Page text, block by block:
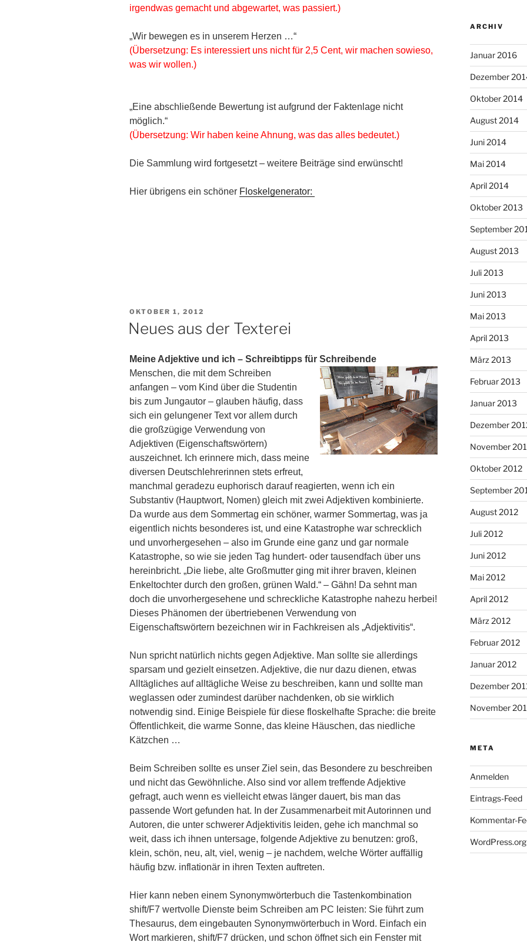
irgendwas gemacht und abgewartet, was passiert.)
„Wir bewegen es in unserem Herzen …“
(Übersetzung: Es interessiert uns nicht für 2,5 Cent, wir machen sowieso,
was wir wollen.)
„Eine abschließende Bewertung ist aufgrund der Faktenlage nicht
möglich.“
(Übersetzung: Wir haben keine Ahnung, was das alles bedeutet.)
Die Sammlung wird fortgesetzt – weitere Beiträge sind erwünscht!
Hier übrigens ein schöner Floskelgenerator:
VERÖFFENTLICHT
OKTOBER 1, 2012
Neues aus der Texterei
Meine Adjektive und ich – Schreibtipps für Schreibende
Menschen, die mit dem Schreiben
anfangen – vom Kind über die Studentin
bis zum Jungautor – glauben häufig, dass
sich ein gelungener Text vor allem durch
die großzügige Verwendung von
Adjektiven (Eigenschaftswörtern)
auszeichnet. Ich erinnere mich, dass meine
diversen Deutschlehrerinnen stets erfreut,
manchmal geradezu euphorisch darauf reagierten, wenn ich ein
Substantiv (Hauptwort, Nomen) gleich mit zwei Adjektiven kombinierte.
Da wurde aus dem Sommertag ein schöner, warmer Sommertag, was ja
eigentlich nichts besonderes ist, und eine Katastrophe war schrecklich
und unvorhergesehen – also im Grunde eine ganz und gar normale
Katastrophe, so wie sie jeden Tag hundert- oder tausendfach über uns
hereinbricht. „Die liebe, alte Großmutter ging mit ihrer braven, kleinen
Enkeltochter durch den großen, grünen Wald.“ – Gähn! Da sehnt man
doch die unvorhergesehene und schreckliche Katastrophe nahezu herbei!
Dieses Phänomen der übertriebenen Verwendung von
Eigenschaftswörtern bezeichnen wir in Fachkreisen als „Adjektivitis“.
Nun spricht natürlich nichts gegen Adjektive. Man sollte sie allerdings
sparsam und gezielt einsetzen. Adjektive, die nur dazu dienen, etwas
Alltägliches auf alltägliche Weise zu beschreiben, kann und sollte man
weglassen oder zumindest darüber nachdenken, ob sie wirklich
notwendig sind. Einige Beispiele für diese floskelhafte Sprache: die breite
Öffentlichkeit, die warme Sonne, das kleine Häuschen, das niedliche
Kätzchen …
Beim Schreiben sollte es unser Ziel sein, das Besondere zu beschreiben
und nicht das Gewöhnliche. Also sind vor allem treffende Adjektive
gefragt, auch wenn es vielleicht etwas länger dauert, bis man das
passende Wort gefunden hat. In der Zusammenarbeit mit Autorinnen und
Autoren, die unter schwerer Adjektivitis leiden, gehe ich manchmal so
weit, dass ich ihnen untersage, folgende Adjektive zu benutzen: groß,
klein, schön, neu, alt, viel, wenig – je nachdem, welche Wörter auffällig
häufig bzw. inflationär in ihren Texten auftreten.
Hier kann neben einem Synonymwörterbuch die Tastenkombination
shift/F7 wertvolle Dienste beim Schreiben am PC leisten: Sie führt zum
Thesaurus, dem eingebauten Synonymwörterbuch in Word. Einfach ein
Wort markieren, shift/F7 drücken, und schon öffnet sich ein Fenster mit
ARCHIV
Januar 2016
Dezember
Oktober 2014
August 2014
Juni 2014
Mai 2014
April 2014
Oktober 2013
September
August 2013
Juli 2013
Juni 2013
Mai 2013
April 2013
März 2013
Februar 2013
Januar 2013
Dezember
November
Oktober 2012
September
August 2012
Juli 2012
Juni 2012
Mai 2012
April 2012
März 2012
Februar 2012
Januar 2012
Dezember
November
META
Anmelden
Eintrags-Feed
Kommentar-
WordPress.org